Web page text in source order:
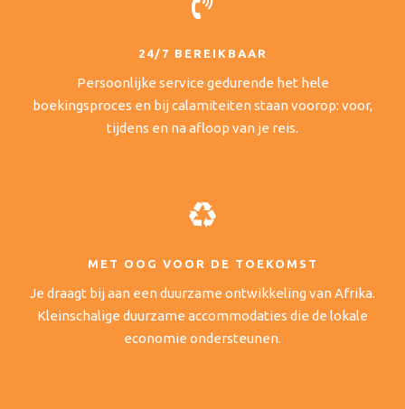
24/7 BEREIKBAAR
Persoonlijke service gedurende het hele
boekingsproces en bij calamiteiten staan voorop: voor,
tijdens en na afloop van je reis.
MET OOG VOOR DE TOEKOMST
Je draagt bij aan een duurzame ontwikkeling van Afrika.
Kleinschalige duurzame accommodaties die de lokale
economie ondersteunen.